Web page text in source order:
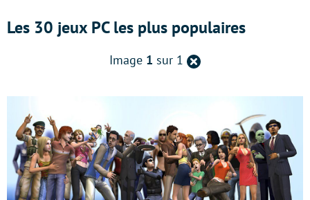
Les 30 jeux PC les plus populaires
Image 1 sur 1 Retour
précédente